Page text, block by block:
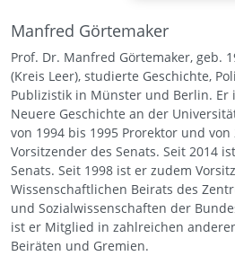
Manfred Görtemaker
Prof. Dr. Manfred Görtemaker, geb.
(Kreis Leer), studierte Geschichte,
Publizistik in Münster und Berlin. Er
Neuere Geschichte an der
von 1994 bis 1995 Prorektor und von
Vorsitzender des Senats. Seit 2014
Senats. Seit 1998 ist er zudem
Wissenschaftlichen Beirats des
und Sozialwissenschaften der
ist er Mitglied in zahlreichen
Beiräten und Gremien.